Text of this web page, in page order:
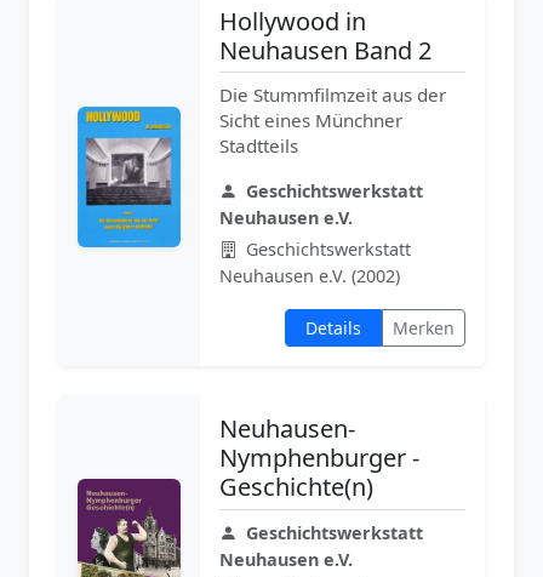
Hollywood in
Neuhausen Band 2
Die Stummfilmzeit aus der
Sicht eines Münchner
Stadtteils
Geschichtswerkstatt
Neuhausen e.V.
Geschichtswerkstatt
Neuhausen e.V. (2002)
Details Merken
Neuhausen-
Nymphenburger -
Geschichte(n)
Geschichtswerkstatt
Neuhausen e.V.